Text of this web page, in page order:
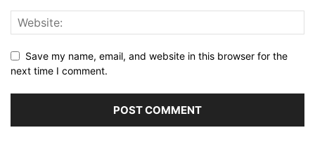
Save my name, email, and website in this browser for the
next time I comment.